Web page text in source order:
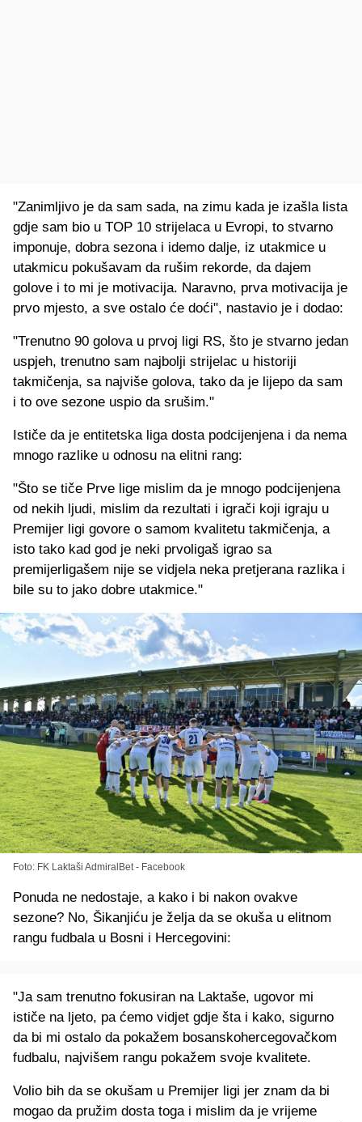
"Zanimljivo je da sam sada, na zimu kada je izašla lista
gdje sam bio u TOP 10 strijelaca u Evropi, to stvarno
imponuje, dobra sezona i idemo dalje, iz utakmice u
utakmicu pokušavam da rušim rekorde, da dajem
golove i to mi je motivacija. Naravno, prva motivacija je
prvo mjesto, a sve ostalo će doći", nastavio je i dodao:
"Trenutno 90 golova u prvoj ligi RS, što je stvarno jedan
uspjeh, trenutno sam najbolji strijelac u historiji
takmičenja, sa najviše golova, tako da je lijepo da sam
i to ove sezone uspio da srušim."
Ističe da je entitetska liga dosta podcijenjena i da nema
mnogo razlike u odnosu na elitni rang:
"Što se tiče Prve lige mislim da je mnogo podcijenjena
od nekih ljudi, mislim da rezultati i igrači koji igraju u
Premijer ligi govore o samom kvalitetu takmičenja, a
isto tako kad god je neki prvoligaš igrao sa
premijerligašem nije se vidjela neka pretjerana razlika i
bile su to jako dobre utakmice."
Foto: FK Laktaši AdmiralBet - Facebook
Ponuda ne nedostaje, a kako i bi nakon ovakve
sezone? No, Šikanjiću je želja da se okuša u elitnom
rangu fudbala u Bosni i Hercegovini:
"Ja sam trenutno fokusiran na Laktaše, ugovor mi
ističe na ljeto, pa ćemo vidjet gdje šta i kako, sigurno
da bi mi ostalo da pokažem bosanskohercegovačkom
fudbalu, najvišem rangu pokažem svoje kvalitete.
Volio bih da se okušam u Premijer ligi jer znam da bi
mogao da pružim dosta toga i mislim da je vrijeme